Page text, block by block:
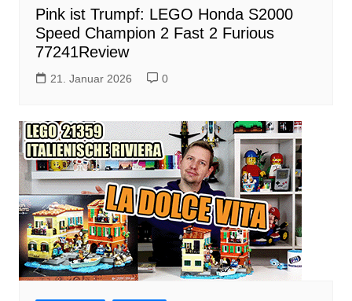
Pink ist Trumpf: LEGO Honda S2000
Speed Champion 2 Fast 2 Furious
77241Review
21. Januar 2026 0